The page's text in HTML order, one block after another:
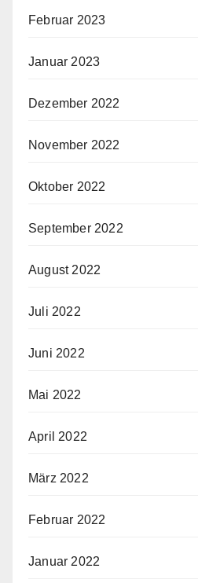
Februar 2023
Januar 2023
Dezember 2022
November 2022
Oktober 2022
September 2022
August 2022
Juli 2022
Juni 2022
Mai 2022
April 2022
März 2022
Februar 2022
Januar 2022